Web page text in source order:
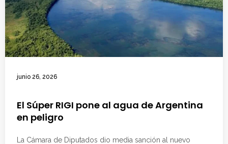
junio 26, 2026
El Súper RIGI pone al agua de Argentina
en peligro
La Cámara de Diputados dio media sanción al nuevo